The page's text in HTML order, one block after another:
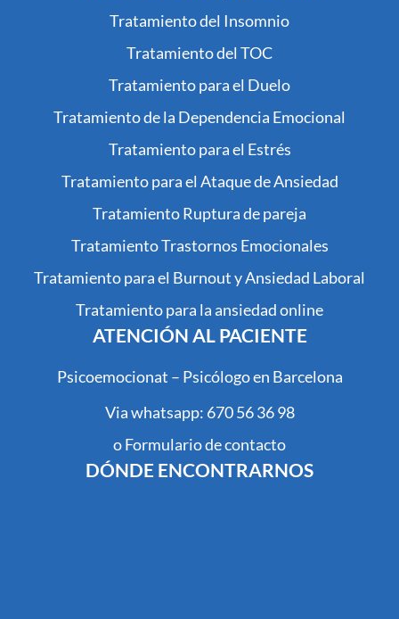
Tratamiento del Insomnio
Tratamiento del TOC
Tratamiento para el Duelo
Tratamiento de la Dependencia Emocional
Tratamiento para el Estrés
Tratamiento para el Ataque de Ansiedad
Tratamiento Ruptura de pareja
Tratamiento Trastornos Emocionales
Tratamiento para el Burnout y Ansiedad Laboral
Tratamiento para la ansiedad online
ATENCIÓN AL PACIENTE
Psicoemocionat – Psicólogo en Barcelona
Via whatsapp: 670 56 36 98
o Formulario de contacto
DÓNDE ENCONTRARNOS